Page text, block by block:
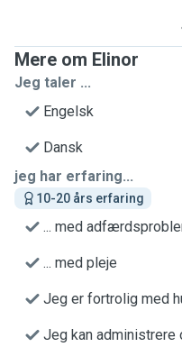
Mere om Elinor
Jeg taler ...
Engelsk
Dansk
jeg har erfaring...
10-20 års erfaring
... med
... med pleje
Jeg er fortrolig med
Jeg kan administrere